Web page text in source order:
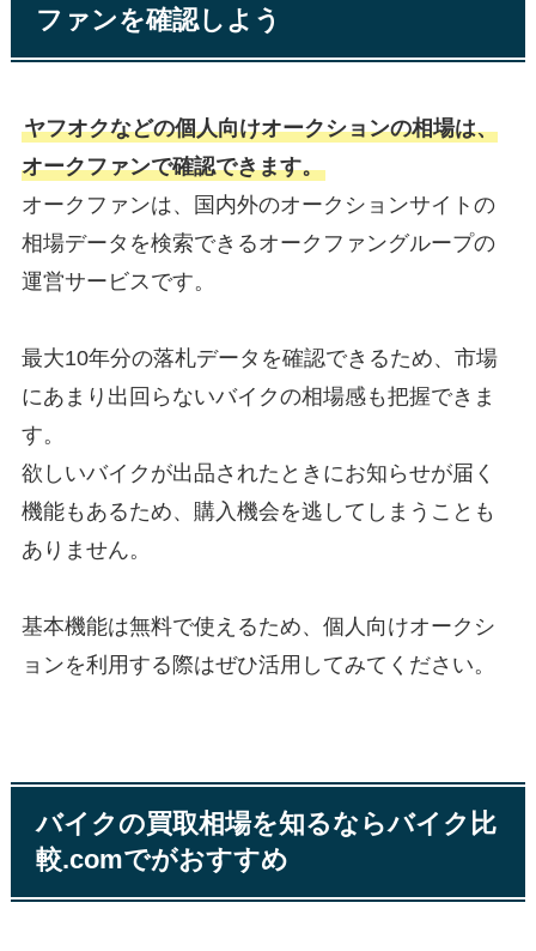
ファンを確認しよう
ヤフオクなどの個人向けオークションの相場は、
オークファンで確認できます。
オークファンは、国内外のオークションサイトの
相場データを検索できるオークファングループの
運営サービスです。
最大10年分の落札データを確認できるため、市場
にあまり出回らないバイクの相場感も把握できま
す。
欲しいバイクが出品されたときにお知らせが届く
機能もあるため、購入機会を逃してしまうことも
ありません。
基本機能は無料で使えるため、個人向けオークシ
ョンを利用する際はぜひ活用してみてください。
バイクの買取相場を知るならバイク比
較.comでがおすすめ